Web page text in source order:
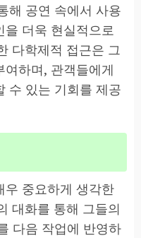
해 공연 속에서 사용
을 더욱 현실적으로
다학제적 접근은 그
하며, 관객들에게
수 있는 기회를 제공
우 중요하게 생각한
대화를 통해 그들의
다음 작업에 반영하